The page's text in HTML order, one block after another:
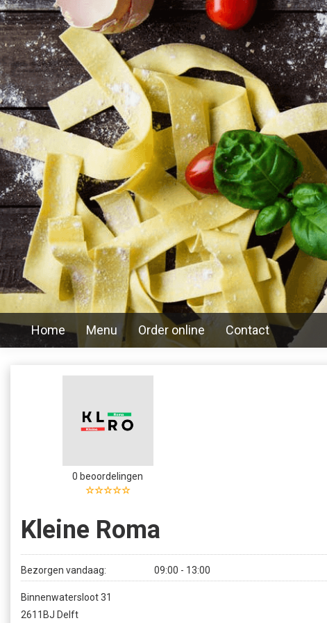
Home Menu Order online Contact
0 beoordelingen
☆☆☆☆☆
Kleine Roma
Bezorgen vandaag: 09:00 - 13:00
Binnenwatersloot 31
2611BJ Delft